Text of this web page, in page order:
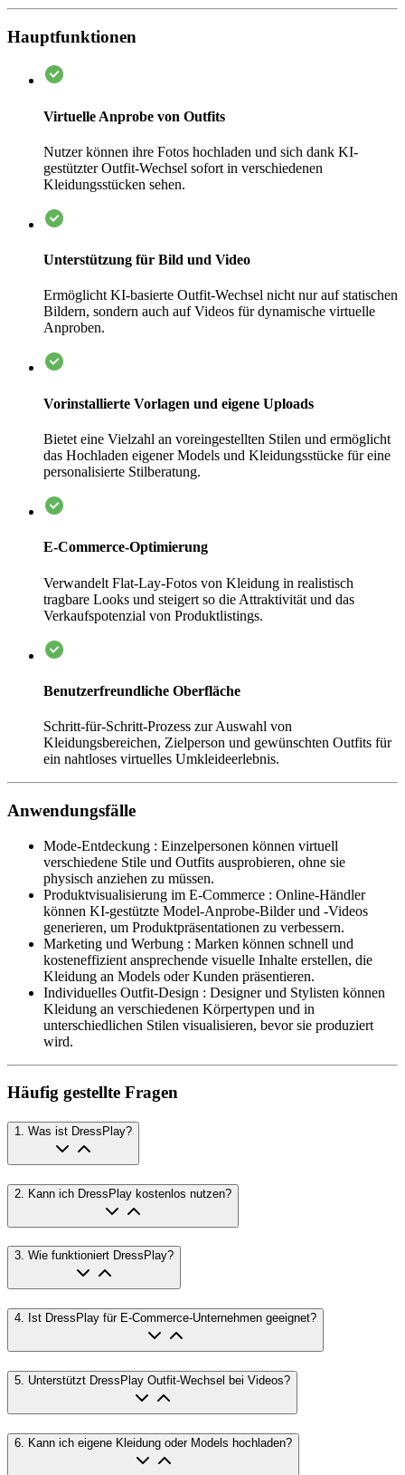
Hauptfunktionen
Virtuelle Anprobe von Outfits
Nutzer können ihre Fotos hochladen und sich dank KI-
gestützter Outfit-Wechsel sofort in verschiedenen
Kleidungsstücken sehen.
Unterstützung für Bild und Video
Ermöglicht KI-basierte Outfit-Wechsel nicht nur auf statischen
Bildern, sondern auch auf Videos für dynamische virtuelle
Anproben.
Vorinstallierte Vorlagen und eigene Uploads
Bietet eine Vielzahl an voreingestellten Stilen und ermöglicht
das Hochladen eigener Models und Kleidungsstücke für eine
personalisierte Stilberatung.
E-Commerce-Optimierung
Verwandelt Flat-Lay-Fotos von Kleidung in realistisch
tragbare Looks und steigert so die Attraktivität und das
Verkaufspotenzial von Produktlistings.
Benutzerfreundliche Oberfläche
Schritt-für-Schritt-Prozess zur Auswahl von
Kleidungsbereichen, Zielperson und gewünschten Outfits für
ein nahtloses virtuelles Umkleideerlebnis.
Anwendungsfälle
Mode-Entdeckung : Einzelpersonen können virtuell
verschiedene Stile und Outfits ausprobieren, ohne sie
physisch anziehen zu müssen.
Produktvisualisierung im E-Commerce : Online-Händler
können KI-gestützte Model-Anprobe-Bilder und -Videos
generieren, um Produktpräsentationen zu verbessern.
Marketing und Werbung : Marken können schnell und
kosteneffizient ansprechende visuelle Inhalte erstellen, die
Kleidung an Models oder Kunden präsentieren.
Individuelles Outfit-Design : Designer und Stylisten können
Kleidung an verschiedenen Körpertypen und in
unterschiedlichen Stilen visualisieren, bevor sie produziert
wird.
Häufig gestellte Fragen
1 Was ist DressPlay?
2 Kann ich DressPlay kostenlos nutzen?
3. Wie funktioniert DressPlay?
4. Ist DressPlay für E-Commerce-Unternehmen geeignet?
5 Unterstützt DressPlay Outfit-Wechsel bei Videos?
6 Kann ich eigene Kleidung oder Models hochladen?